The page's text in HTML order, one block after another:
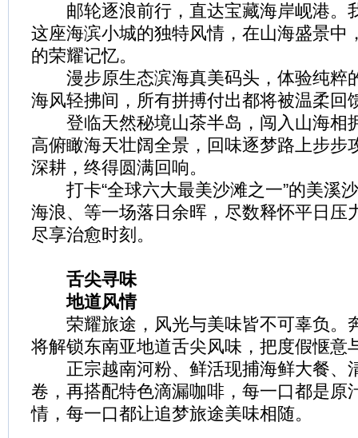
邮轮逐浪前行，直达宝藏海岸岘港。
这座海滨小城的独特风情，在山海盛景中
的荣耀记忆。
漫步原生态滨海真美码头，体验纯粹
海风轻拂间，所有拼搏付出都将被温柔回
登临天然秘境山茶半岛，闯入山海相
高俯瞰海天壮阔全景，回味逐梦路上步步
深耕，终得圆满回响。
打卡“全球六大最美沙滩之一”的美溪
海浪、等一场落日余晖，尽数释怀平日压
尽享治愈时刻。
舌尖寻味
地道风情
荣耀旅途，风光与美味皆不可辜负。
将解锁东南亚地道舌尖风味，把度假惬意
正宗越南河粉、鲜活现捕海鲜大餐、
卷，再搭配特色滴漏咖啡，每一口都是原
情，每一口都让追梦旅途美味相随。